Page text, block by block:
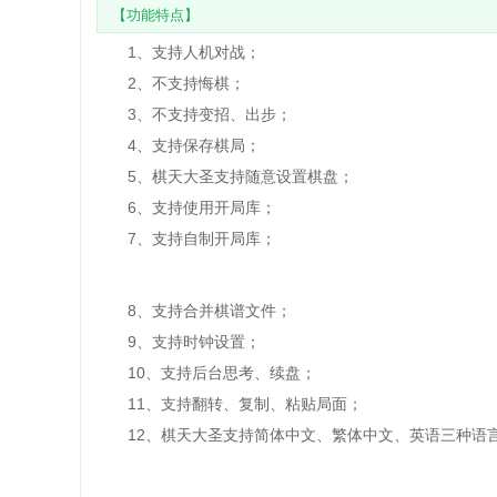
【功能特点】
1、支持人机对战；
2、不支持悔棋；
3、不支持变招、出步；
4、支持保存棋局；
5、棋天大圣支持随意设置棋盘；
6、支持使用开局库；
7、支持自制开局库；
8、支持合并棋谱文件；
9、支持时钟设置；
10、支持后台思考、续盘；
11、支持翻转、复制、粘贴局面；
12、棋天大圣支持简体中文、繁体中文、英语三种语